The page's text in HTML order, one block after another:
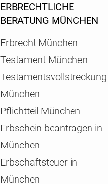
ERBRECHTLICHE
BERATUNG MÜNCHEN
Erbrecht München
Testament München
Testamentsvollstreckung
München
Pflichtteil München
Erbschein beantragen in
München
Erbschaftsteuer in
München